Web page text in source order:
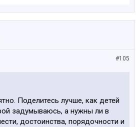
#105
Поделитесь лучше, как детей
задумываюсь, а нужны ли в
достоинства, порядочности и